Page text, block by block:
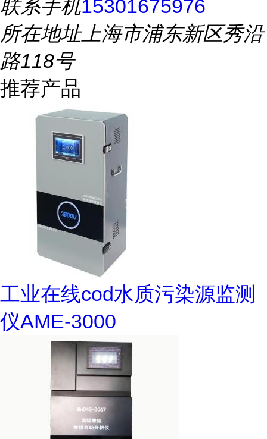
联系手机15301675976
所在地址上海市浦东新区秀沿
路118号
推荐产品
工业在线cod水质污染源监测
仪AME-3000